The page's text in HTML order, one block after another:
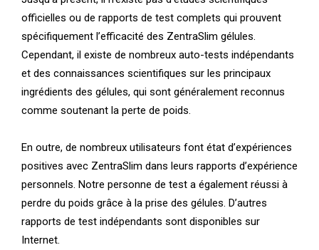
officielles ou de rapports de test complets qui prouvent
spécifiquement l’efficacité des ZentraSlim gélules.
Cependant, il existe de nombreux auto-tests indépendants
et des connaissances scientifiques sur les principaux
ingrédients des gélules, qui sont généralement reconnus
comme soutenant la perte de poids.
En outre, de nombreux utilisateurs font état d’expériences
positives avec ZentraSlim dans leurs rapports d’expérience
personnels. Notre personne de test a également réussi à
perdre du poids grâce à la prise des gélules. D’autres
rapports de test indépendants sont disponibles sur
Internet.